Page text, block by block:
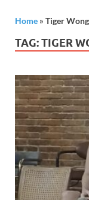
Home » Tiger
TAG:TIGER